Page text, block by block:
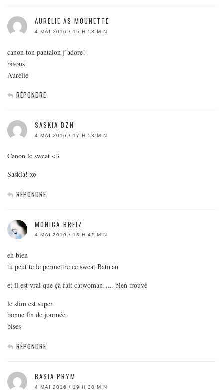
AURELIE AS MOUNETTE
4 MAI 2016 / 15 H 58 MIN
canon ton pantalon j’adore!
bisous
Aurélie
RÉPONDRE
SASKIA BZN
4 MAI 2016 / 17 H 53 MIN
Canon le sweat <3
Saskia! xo
RÉPONDRE
MONICA-BREIZ
4 MAI 2016 / 18 H 42 MIN
eh bien
tu peut te le permettre ce sweat Batman
et il est vrai que çà fait catwoman….. bien trouvé
le slim est super
bonne fin de journée
bises
RÉPONDRE
BASIA PRYM
4 MAI 2016 / 19 H 38 MIN